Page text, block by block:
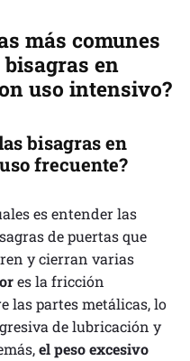
más comunes
bisagras en
uso intensivo?
bisagras en
frecuente?
es entender las
de puertas que
y cierran varias
es la fricción
las partes metálicas, lo
de lubricación y
el peso excesivo